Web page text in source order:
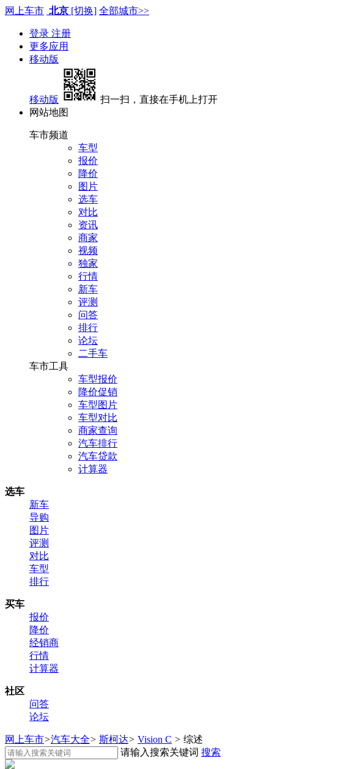
网上车市 北京 [切换] 全部城市>>
登录 注册
更多应用
移动版
移动版
扫一扫，直接在手机上打开
网站地图
车市频道
车型
报价
降价
图片
选车
对比
资讯
商家
视频
独家
行情
新车
评测
问答
排行
论坛
二手车
车市工具
车型报价
降价促销
车型图片
车型对比
商家查询
汽车排行
汽车贷款
计算器
选车
新车
导购
图片
评测
对比
车型
排行
买车
报价
降价
经销商
行情
计算器
社区
问答
论坛
网上车市>汽车大全> 斯柯达> Vision C > 综述
请输入搜索关键词 搜索